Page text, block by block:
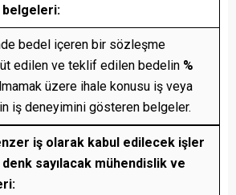
belgeleri:
bedel içeren bir sözleşme
edilen ve teklif edilen bedelin %
üzere ihale konusu iş veya
iş deneyimini gösteren belgeler.
iş olarak kabul edilecek işler
sayılacak mühendislik ve